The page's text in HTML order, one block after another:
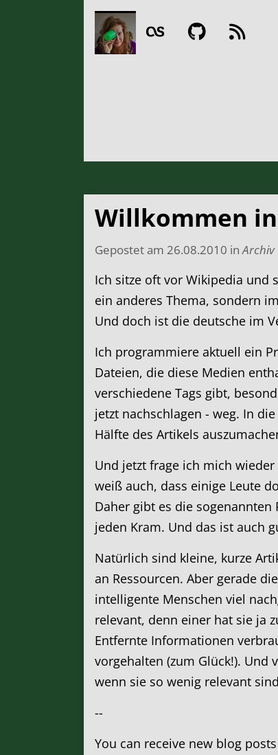
Willkommen
Gepostet am 26.08.2010 inArchiv
Ich sitze oft vor Wikipedia und
ein anderes Thema, sondern
Und doch ist die deutsche im
Ich programmiere aktuell ein
Dateien, die diese Medien
verschiedene Tags gibt,
jetzt nachschlagen - weg. In
Hälfte des Artikels
Und jetzt frage ich mich
weiß auch, dass einige Leute
Daher gibt es die sogenannten
jeden Kram. Und das ist auch
Natürlich sind kleine, kurze
an Ressourcen. Aber gerade
intelligente Menschen viel
relevant, denn einer hat sie ja
Entfernte Informationen
vorgehalten (zum Glück!). Und
wenn sie so wenig relevant
--
You can receive new blog